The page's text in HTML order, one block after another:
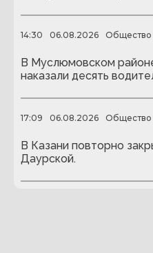
14:30 06.08.2026 Общество
В Муслюмовском
наказали десять
17:09 06.08.2026 Общество
В Казани повторно
Даурской.